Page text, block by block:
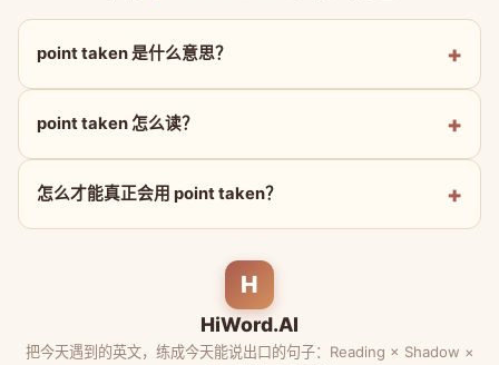
point taken 是什么意思？
point taken 怎么读？
怎么才能真正会用 point taken？
H
HiWord.AI
把今天遇到的英文，练成今天能说出口的句子：Reading × Shadow ×